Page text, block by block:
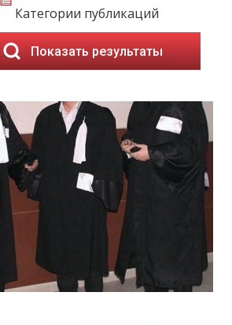
Категории публикаций
Показать результаты